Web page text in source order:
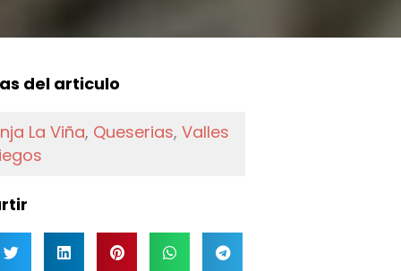
del articulo
La Viña, Queserias,Valles